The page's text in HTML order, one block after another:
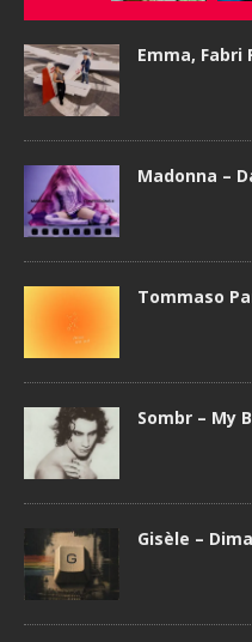
Emma, Fabri
Madonna –
Tommaso
Sombr – My
Gisèle –